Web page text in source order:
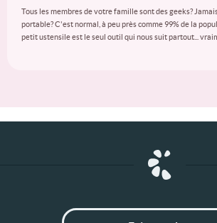
Tous les membres de votre famille sont des geeks?
portable? C'est normal, à peu près comme 99% de la
petit ustensile est le seul outil qui nous suit partout...